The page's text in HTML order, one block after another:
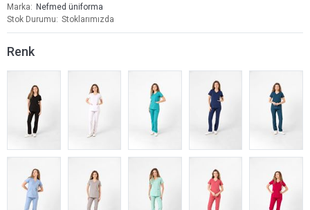
Marka
Nefmed üniforma
Stok Durumu
Stoklarımızda
Renk